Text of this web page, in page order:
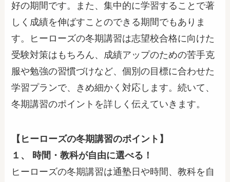
好の期間です。また、集中的に学習することで著
しく成績を伸ばすことのできる期間でもありま
す。ヒーローズの冬期講習は志望校合格に向けた
受験対策はもちろん、成績アップのための苦手克
服や勉強の習慣づけなど、個別の目標に合わせた
学習プランで、きめ細かく対応します。続いて、
冬期講習のポイントを詳しく伝えていきます。
【ヒーローズの冬期講習のポイント】
１、 時間・教科が自由に選べる！
ヒーローズの冬期講習は通塾日や時間、教科を自